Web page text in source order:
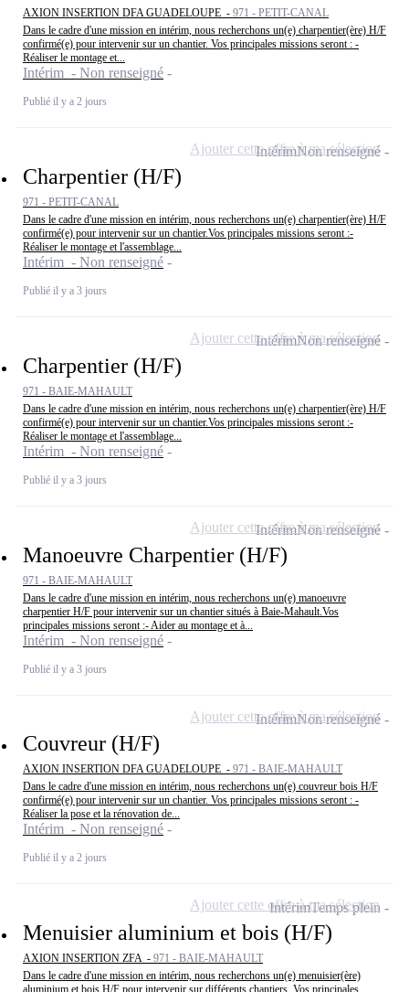
AXION INSERTION DFA GUADELOUPE - 971 - PETIT-CANAL
Dans le cadre d'une mission en intérim, nous recherchons un(e) charpentier(ère) H/F
confirmé(e) pour intervenir sur un chantier. Vos principales missions seront : -
Réaliser le montage et...
Intérim - Non renseigné
Publié il y a 2 jours
Charpentier (H/F)
971 - PETIT-CANAL
Dans le cadre d'une mission en intérim, nous recherchons un(e) charpentier(ère) H/F
confirmé(e) pour intervenir sur un chantier.Vos principales missions seront :-
Réaliser le montage et l'assemblage...
Intérim - Non renseigné
Publié il y a 3 jours
IntérimNon renseigné
Ajouter cette offre à ma sélection
Charpentier (H/F)
971 - BAIE-MAHAULT
Dans le cadre d'une mission en intérim, nous recherchons un(e) charpentier(ère) H/F
confirmé(e) pour intervenir sur un chantier.Vos principales missions seront :-
Réaliser le montage et l'assemblage...
Intérim - Non renseigné
Publié il y a 3 jours
IntérimNon renseigné
Ajouter cette offre à ma sélection
Manoeuvre Charpentier (H/F)
971 - BAIE-MAHAULT
Dans le cadre d'une mission en intérim, nous recherchons un(e) manoeuvre
charpentier H/F pour intervenir sur un chantier situés à Baie-Mahault.Vos
principales missions seront :- Aider au montage et à...
Intérim - Non renseigné
Publié il y a 3 jours
IntérimNon renseigné
Ajouter cette offre à ma sélection
Couvreur (H/F)
AXION INSERTION DFA GUADELOUPE - 971 - BAIE-MAHAULT
Dans le cadre d'une mission en intérim, nous recherchons un(e) couvreur bois H/F
confirmé(e) pour intervenir sur un chantier. Vos principales missions seront : -
Réaliser la pose et la rénovation de...
Intérim - Non renseigné
Publié il y a 2 jours
IntérimNon renseigné
Ajouter cette offre à ma sélection
Menuisier aluminium et bois (H/F)
AXION INSERTION ZFA - 971 - BAIE-MAHAULT
Dans le cadre d'une mission en intérim, nous recherchons un(e) menuisier(ère)
IntérimTemps plein
Ajouter cette offre à ma sélection